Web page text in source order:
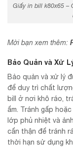
Giấy in bill k80x65
Mời bạn xem thêm:
Bảo Quản và Xử
Bảo quản và xử lý
để duy trì chất
bill ở nơi khô ráo,
ẩm. Tránh gấp
lớp phủ nhiệt và
cẩn thận để tránh
thời hạn sử dụng